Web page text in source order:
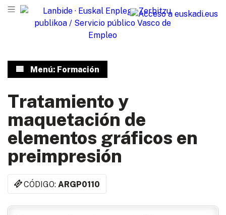
Menú: Formación
Tratamiento y
maquetación de
elementos gráficos en
preimpresión
CÓDIGO:ARGP0110